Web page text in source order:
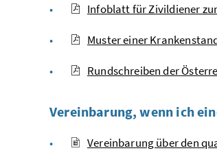
Infoblatt für Zivildiener
Muster einer
Rundschreiben der
Vereinbarung, wenn ich
Vereinbarung über den